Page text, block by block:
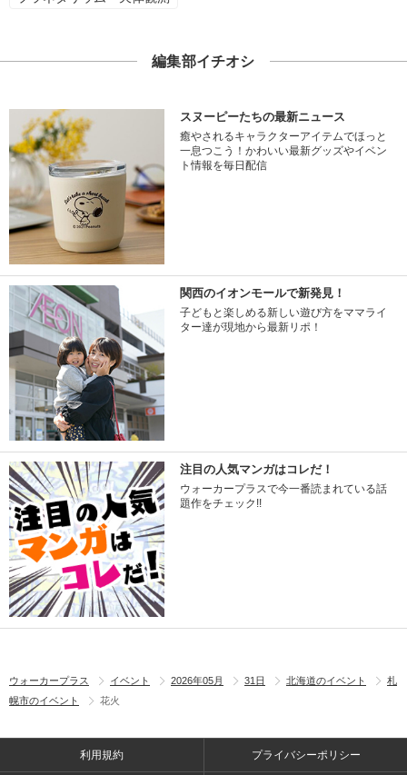
編集部イチオシ
スヌーピーたちの最新ニュース
癒やされるキャラクターアイテムでほっと
一息つこう！かわいい最新グッズやイベン
ト情報を毎日配信
関西のイオンモールで新発見！
子どもと楽しめる新しい遊び方をママライ
ター達が現地から最新リポ！
注目の人気マンガはコレだ！
ウォーカープラスで今一番読まれている話
題作をチェック!!
ウォーカープラス イベント 2026年05月 31日 北海道のイベント
札
幌市のイベント
花火
利用規約 プライバシーポリシー